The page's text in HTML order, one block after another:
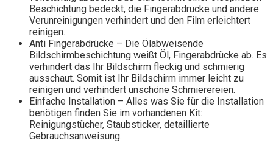
Beschichtung bedeckt, die Fingerabdrücke und andere
Verunreinigungen verhindert und den Film erleichtert
reinigen.
Anti Fingerabdrücke – Die Ölabweisende
Bildschirmbeschichtung weißt Öl, Fingerabdrücke ab. Es
verhindert das Ihr Bildschirm fleckig und schmierig
ausschaut. Somit ist Ihr Bildschirm immer leicht zu
reinigen und verhindert unschöne Schmierereien.
Einfache Installation – Alles was Sie für die Installation
benötigen finden Sie im vorhandenen Kit:
Reinigungstücher, Staubsticker, detaillierte
Gebrauchsanweisung.